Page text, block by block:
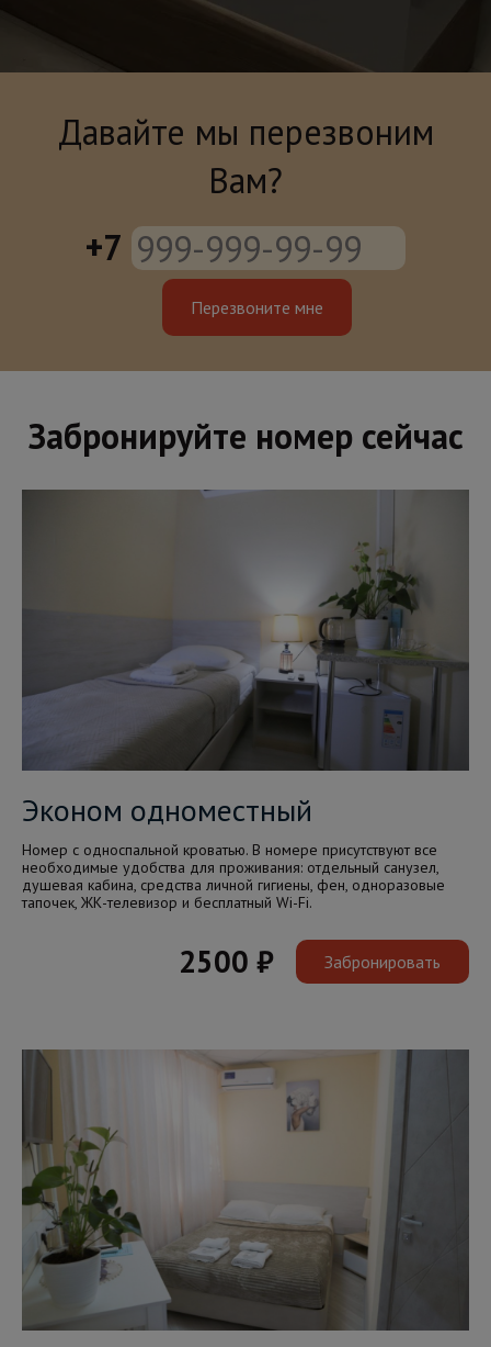
Давайте мы перезвоним
Вам?
+7
Перезвоните мне
Забронируйте номер сейчас
Эконом одноместный
Номер с односпальной кроватью. В номере присутствуют все
необходимые удобства для проживания: отдельный санузел,
душевая кабина, средства личной гигиены, фен, одноразовые
тапочек, ЖК-телевизор и бесплатный Wi-Fi.
2500 ₽ Забронировать